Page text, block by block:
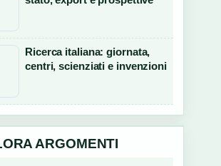
Ricerca italiana: giornata,
centri, scienziati e invenzioni
ARGOMENTI